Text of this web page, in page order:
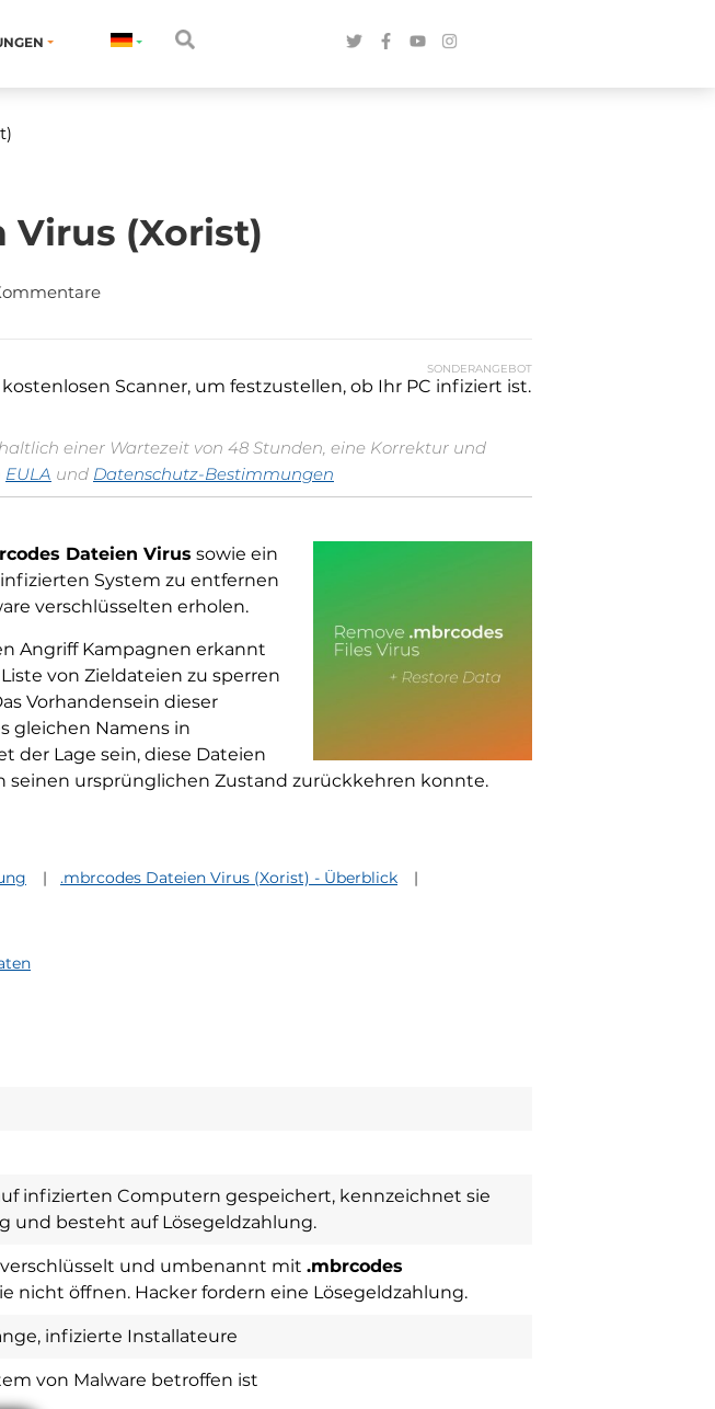
Virus (Xorist)
SONDERANGEBOT
Scanner, um festzustellen, ob Ihr PC infiziert ist.
einer Wartezeit von 48 Stunden, eine Korrektur und
EULA und Datenschutz-Bestimmungen
Dateien Virus sowie ein
System zu entfernen
verschlüsselten erholen.
Angriff Kampagnen erkannt
von Zieldateien zu sperren
Vorhandensein dieser
gleichen Namens in
der Lage sein, diese Dateien
seinen ursprünglichen Zustand zurückkehren konnte.
.mbrcodes Dateien Virus (Xorist) - Überblick
infizierten Computern gespeichert, kennzeichnet sie
und besteht auf Lösegeldzahlung.
und umbenannt mit .mbrcodes
nicht öffnen. Hacker fordern eine Lösegeldzahlung.
infizierte Installateure
von Malware betroffen ist